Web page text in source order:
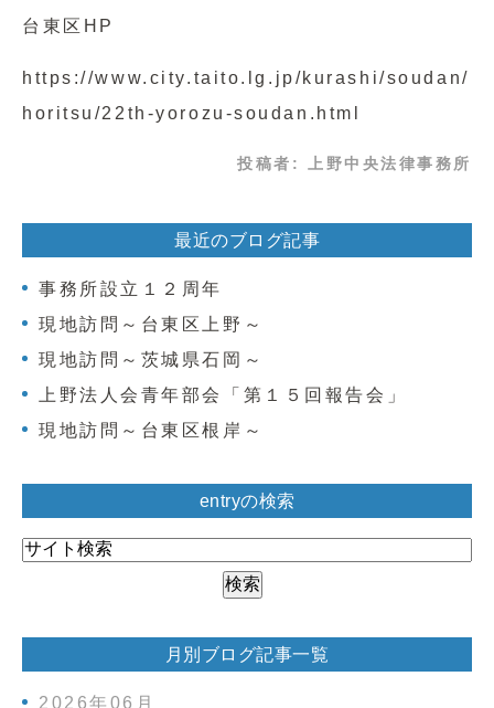
台東区HP
https://www.city.taito.lg.jp/kurashi/soudan/
horitsu/22th-yorozu-soudan.html
投稿者: 上野中央法律事務所
最近のブログ記事
事務所設立１２周年
現地訪問～台東区上野～
現地訪問～茨城県石岡～
上野法人会青年部会「第１５回報告会」
現地訪問～台東区根岸～
entryの検索
月別ブログ記事一覧
2026年06月